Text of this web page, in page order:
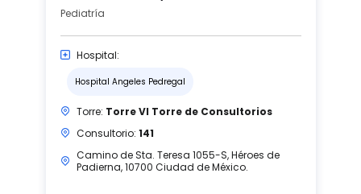
Pediatría
Hospital:
Hospital Angeles Pedregal
Torre: Torre VI Torre de Consultorios
Consultorio: 141
Camino de Sta. Teresa 1055-S, Héroes de
Padierna, 10700 Ciudad de México.